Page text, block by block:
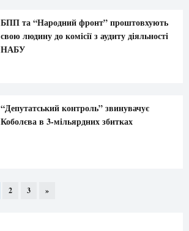
БПП та “Народний фронт” проштовхують
свою людину до комісії з аудиту діяльності
НАБУ
“Депутатський контроль” звинувачує
Коболєва в 3-мільярдних збитках
2 3 »